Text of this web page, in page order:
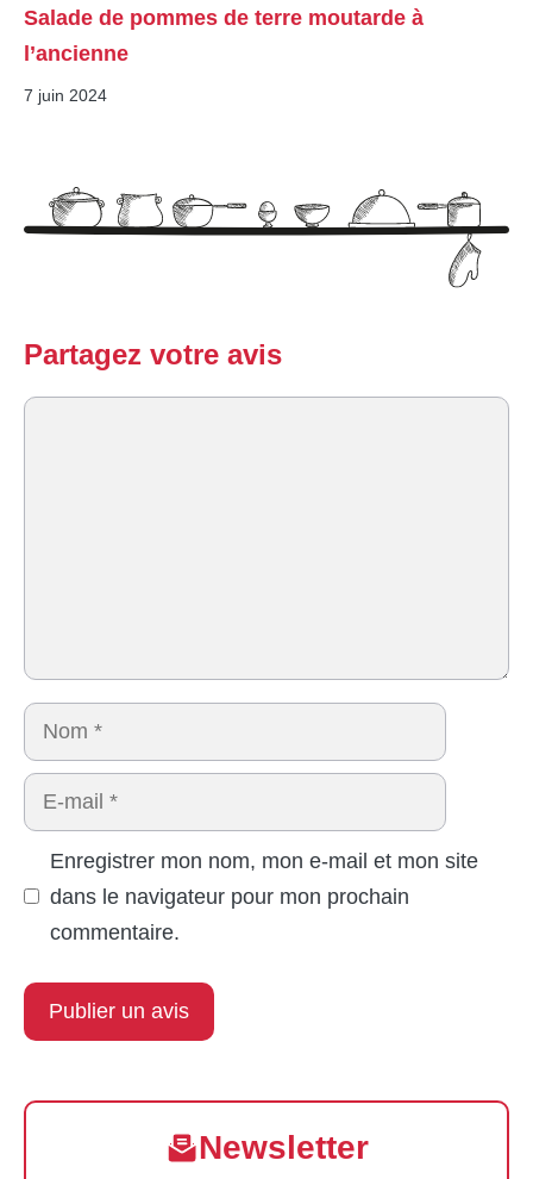
Salade de pommes de terre moutarde à
l’ancienne
7 juin 2024
Partagez votre avis
Commentaire
Nom
E-
mail
Enregistrer mon nom, mon e-mail et mon site
dans le navigateur pour mon prochain
commentaire.
Newsletter